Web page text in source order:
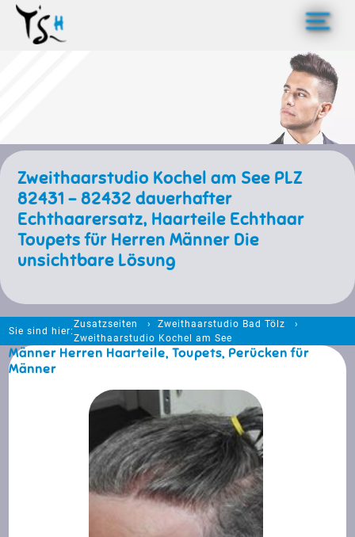
>
Zweithaarstudio Kochel am See PLZ
82431 – 82432 dauerhafter
Echthaarersatz, Haarteile Echthaar
Toupets für Herren Männer Die
unsichtbare Lösung
Sie sind hier:
Zusatzseiten
Zweithaarstudio Bad Tölz
Zweithaarstudio Kochel am See
Männer Herren Haarteile, Toupets, Perücken für
Männer